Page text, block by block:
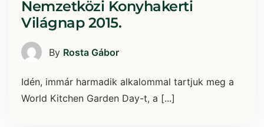
Nemzetközi Konyhakerti
Világnap 2015.
By Rosta Gábor
Idén, immár harmadik alkalommal tartjuk meg a
World Kitchen Garden Day-t, a [...]